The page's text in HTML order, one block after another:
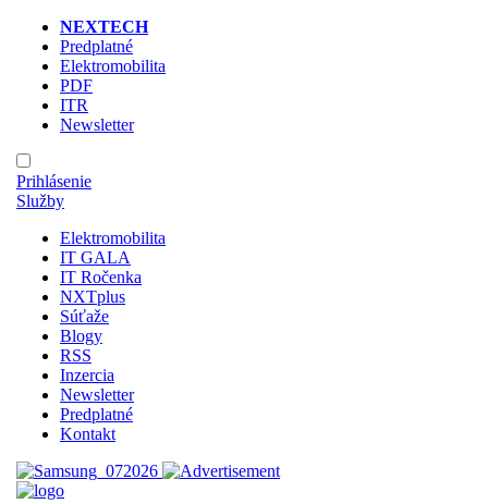
NEXTECH
Predplatné
Elektromobilita
PDF
ITR
Newsletter
Prihlásenie
Služby
Elektromobilita
IT GALA
IT Ročenka
NXTplus
Súťaže
Blogy
RSS
Inzercia
Newsletter
Predplatné
Kontakt